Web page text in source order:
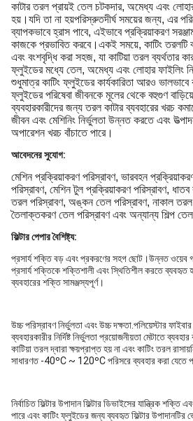
কাটার তরল প্রায়ই তেল চটকদার, অমেধ্য এবং
হয়।যদি তা না হয়পরিস্রুতদীর্ঘ সময়ের জন্য, এর
ব্যাপকভাবে হ্রাস পাবে, এইভাবে প্রক্রিয়াকরণ
কাজকে প্রভাবিত করবে।একই সময়ে, কাটিং তরলটি
এবং বংশবৃদ্ধি করা সহজ, যা কাটিয়া তরল ব্যর্থতার
ফ্লুইডের মধ্যে তেল, অমেধ্য এবং লোহার ফাইলিং
শুধুমাত্র কাটিং ফ্লুইডের কার্যকারিতা আরও ভালভাবে
ফ্লুইডের পরিষেবা জীবনকে মূলের থেকে বহুগুণ
ব্যবহারকারীদের জন্য তরল কাটার ব্যবহারের খরচ
জীবন এবং মেশিনিং নির্ভুলতা উন্নত করতে এবং
অপারেশন খরচ বাঁচাতে পারে।
আবেদনের সুযোগ:
মেশিন প্রক্রিয়াকরণ পরিস্রাবণ, ভারবহন
পরিস্রাবণ, মেশিন টুল প্রক্রিয়াকরণ পরিস্রাবণ, ধাতব
তরল পরিস্রাবণ, অঙ্কন তেল পরিস্রাবণ, নাকাল তরল
তৈলাক্তকরণ তেল পরিস্রাবণ এবং অন্যান্য শিল্প
ফিল্টার পেপার বৈশিষ্ট্য:
প্রসার্য শক্তি বড় এবং প্রকরণের সহগ ছোট।উন্নত ওয়েব
প্রসার্য শক্তিকে শক্তিশালী এবং স্থিতিশীল করতে ব্যবহৃত
ব্যবহারের শক্তি সামঞ্জস্যপূর্ণ।
উচ্চ পরিস্রাবণ নির্ভুলতা এবং উচ্চ দক্ষতা.পলিয়েস্টার
ব্যবহারকারীর নির্দিষ্ট নির্ভুলতা প্রয়োজনীয়তা মেটাতে
কাটিয়া তরল দ্বারা ক্ষয়প্রাপ্ত হয় না এবং কাটিং তরল
সাধারণত -40ºC ~ 120ºC পরিসরে ব্যবহার করা যেতে
নির্বাচিত ফিল্টার উপাদান ফিল্টার ডিভাইসের যান্ত্রিক
পারে এবং কাটিং ফ্লুইডের জন্য ব্যবহৃত ফিল্টার উপাদানটির